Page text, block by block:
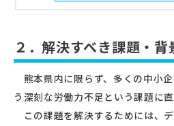
２．解決すべき課題・背
熊本県内に限らず、多くの中小
う深刻な労働力不足という課題に直
この課題を解決するためには、